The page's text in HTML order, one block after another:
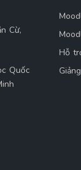
Cừ,
Quốc
Hỗ